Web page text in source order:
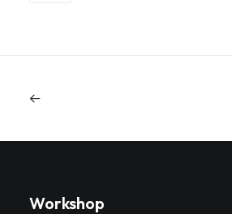
Workshop